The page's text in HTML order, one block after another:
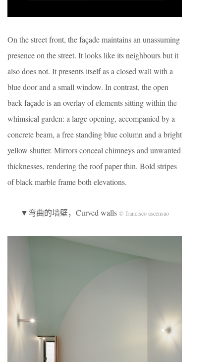
On the street front, the façade maintains an unassuming
presence on the street. It looks like its neighbours but it
also does not. It presents itself as a closed wall with a
blue door and a small window. In contrast, the open
back façade is an overlay of elements sitting within the
whimsical garden: a large opening, accompanied by a
concrete beam, a free standing blue column and a bright
yellow shutter. Mirrors conceal chimneys and unwanted
thicknesses, rendering the roof paper thin. Bold stripes
of black marble frame both elevations.
▼弯曲的墙壁，Curved walls © francisco ascensao